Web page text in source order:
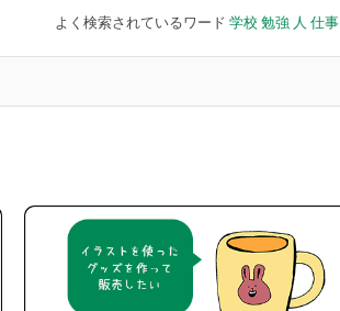
よく検索されているワード 学校 勉強 人 仕事